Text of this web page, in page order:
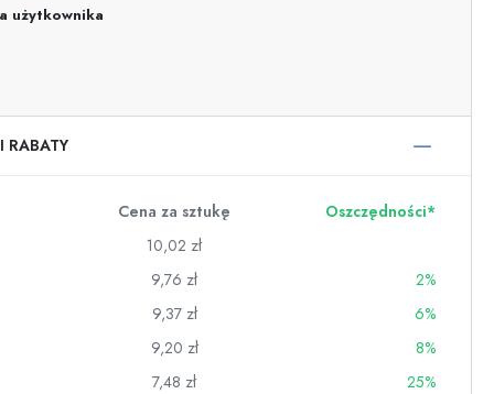
użytkownika
RABATY
Cena za sztukę
Oszczędności*
10,02 zł
9,76 zł
2%
9,37 zł
6%
9,20 zł
8%
7,48 zł
25%